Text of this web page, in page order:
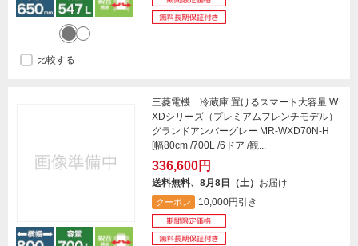
比較する
三菱電機 冷蔵庫 置けるスマート大容量 W
XDシリーズ（プレミアムフレンチモデル）
グランドアンバーグレー MR-WXD70N-H
[幅80cm /700L /6ドア /観...
336,600円
送料無料、8月8日（土） お届け
クーポン 10,000円引き